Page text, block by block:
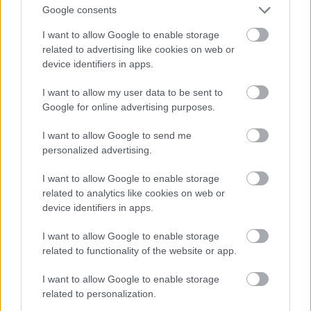
Google consents
I want to allow Google to enable storage
related to advertising like cookies on web or
device identifiers in apps.
I want to allow my user data to be sent to
Google for online advertising purposes.
I want to allow Google to send me
personalized advertising.
I want to allow Google to enable storage
related to analytics like cookies on web or
device identifiers in apps.
I want to allow Google to enable storage
related to functionality of the website or app.
I want to allow Google to enable storage
related to personalization.
Az asszonyok reggel megfejik a jakokat és
kitakarítják a karámokat, majd napközben a ház
körül tevékenykednek. A nagyobb gyerekek feladata
a száraz trágya begyűjtése a legelőkről. Az idősek
A gyerekek a hideg ellenére kint játszottak. Egyikük
házilag készített műanyag sárkányt, a kisfiú meg
önfeledtül nevetett.
Három kisgyerek petangue szerű játékot játszott
néhány konzervdoboz tetejével. Egy fehér kő volt a
célpont és a konzervtetőkkel igyekeztek eltalálni a
követ. Két kislány pedig biciklizett a köves úton.
A nagyobb fiúk a legelőn egy kistermetű lovat
próbáltak betörni. A ló menekülni próbált, de a fiúk
túlerőben voltak. A nagy szálló porban a gyerekek
nagyon koszosak lettek. A bőrük színe alig volt